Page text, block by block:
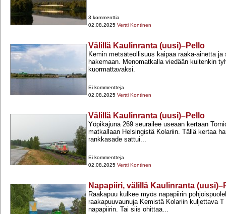
3 kommenttia
02.08.2025 Vertti Kontinen
Välillä Kaulinranta (uusi)–Pello
Kemin metsäteollisuus kaipaa raaka-​ainetta ja
hakemaan. Menomatkalla viedään kuitenkin
kuormattavaksi.
Ei kommentteja
02.08.2025 Vertti Kontinen
Välillä Kaulinranta (uusi)–Pello
Yöpikajuna 269 seurailee useaan kertaan
matkallaan Helsingistä Kolariin. Tällä kertaa
rankkasade sattui...
Ei kommentteja
02.08.2025 Vertti Kontinen
Napapiiri, välillä Kaulinranta
Raakapuu kulkee myös napapiirin
raakapuuvaunuja Kemistä Kolariin kuljettava
napapiirin. Tai siis ohittaa...